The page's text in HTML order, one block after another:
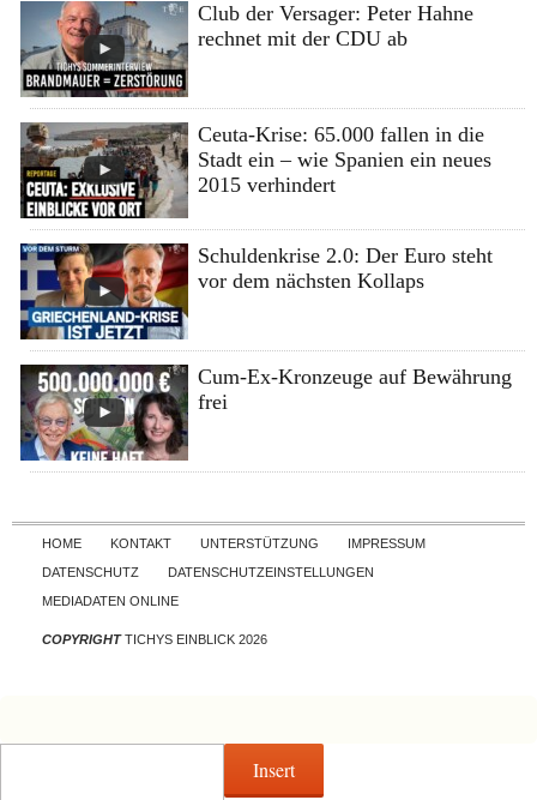
Club der Versager: Peter Hahne
rechnet mit der CDU ab
Ceuta-Krise: 65.000 fallen in die
Stadt ein – wie Spanien ein neues
2015 verhindert
Schuldenkrise 2.0: Der Euro steht
vor dem nächsten Kollaps
Cum-Ex-Kronzeuge auf Bewährung
frei
Skip to content
HOME KONTAKT UNTERSTÜTZUNG
IMPRESSUM
DATENSCHUTZ
DATENSCHUTZEINSTELLUNGEN
MEDIADATEN ONLINE
COPYRIGHTTICHYS EINBLICK 2026
Insert